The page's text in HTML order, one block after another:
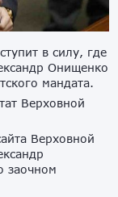
в силу, где
Онищенко
мандата.
Верховной
Верховной
заочном